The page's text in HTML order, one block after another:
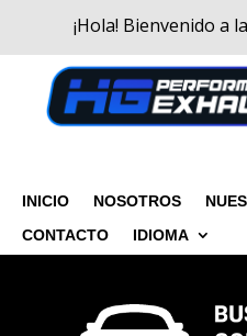
¡Hola! Bienvenido a
INICIO NOSOTROS
CONTACTO
IDIOMA